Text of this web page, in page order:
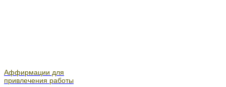
Аффирмации для
привлечения работы